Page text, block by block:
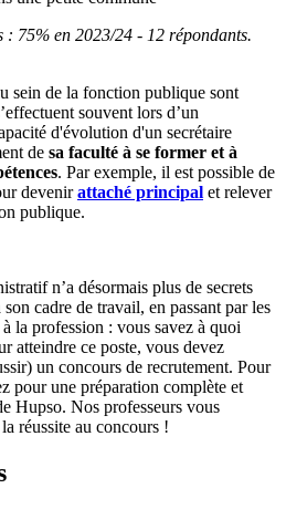
: 75% en 2023/24 - 12 répondants.
sein de la fonction publique sont
souvent lors d’un
d'évolution d'un secrétaire
de sa faculté à se former et à
. Par exemple, il est possible de
devenirattaché principal et relever
publique.
n’a désormais plus de secrets
cadre de travail, en passant par les
la profession : vous savez à quoi
atteindre ce poste, vous devez
un concours de recrutement. Pour
pour une préparation complète et
Hupso. Nos professeurs vous
réussite au concours !